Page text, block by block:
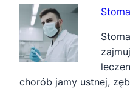
chorób jamy ustnej,